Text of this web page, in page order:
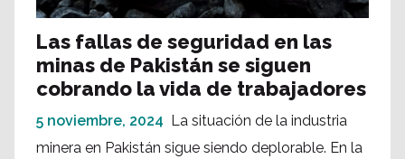
Las fallas de seguridad en las
minas de Pakistán se siguen
cobrando la vida de trabajadores
5 noviembre, 2024
La situación de la industria
minera en Pakistán sigue siendo deplorable. En la